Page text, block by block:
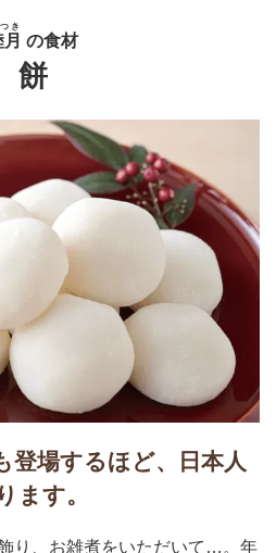
月
き
の食材
餅
登場するほど、日本人
ます。
り、お雑煮をいただいて…。年